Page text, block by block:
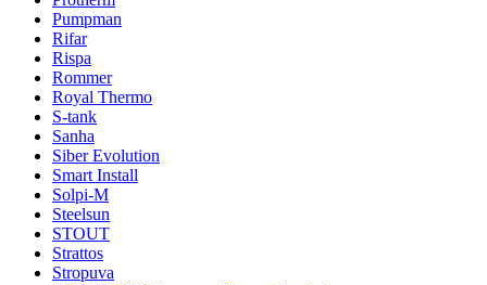
Pumpman
Rifar
Rispa
Rommer
Royal Thermo
S-tank
Sanha
Siber Evolution
Smart Install
Solpi-M
Steelsun
STOUT
Strattos
Stropuva